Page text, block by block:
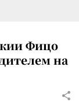
Фицо
на